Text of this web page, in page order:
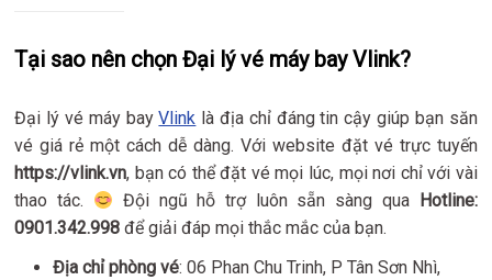
Tại sao nên chọn Đại lý vé máy bay Vlink?
Đại lý vé máy bayVlink là địa chỉ đáng tin cậy giúp bạn săn
vé giá rẻ một cách dễ dàng. Với website đặt vé trực tuyến
https://vlink.vn, bạn có thể đặt vé mọi lúc, mọi nơi chỉ với vài
thao tác.
Đội ngũ hỗ trợ luôn sẵn sàng qua
Hotline:
0901.342.998 để giải đáp mọi thắc mắc của bạn.
Địa chỉ phòng vé: 06 Phan Chu Trinh, P Tân Sơn Nhì,